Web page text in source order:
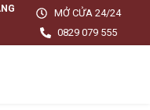
MỞ CỬA 24/24
0829 079 555